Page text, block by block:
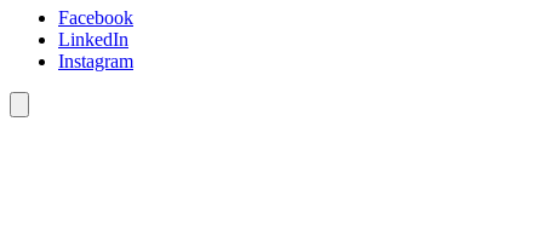
Facebook
LinkedIn
Instagram